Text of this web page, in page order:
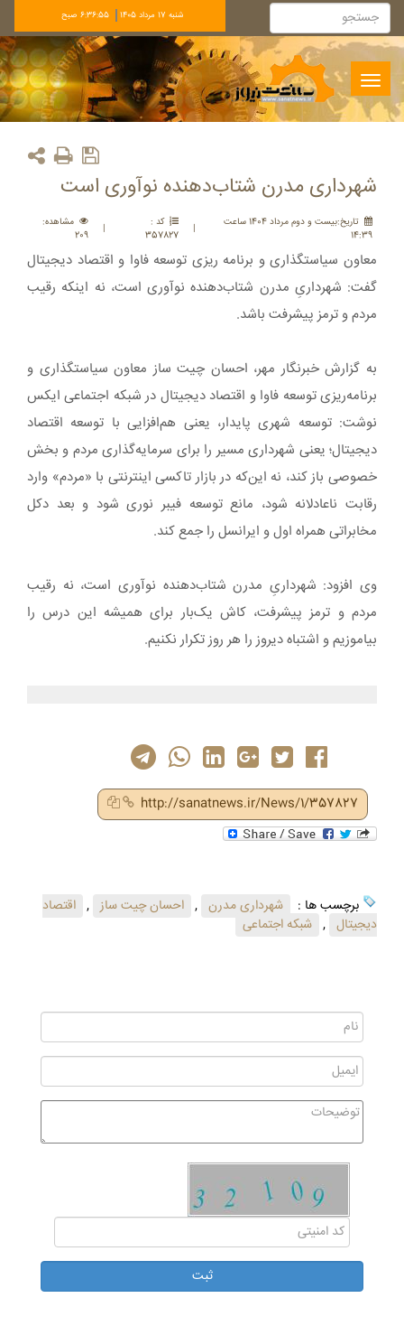
شنبه 17 مرداد 1405 6:36:55 صبح
Toggle
navigation
شهرداری مدرن شتاب‌دهنده نوآوری است
تاريخ:بيست و دوم مرداد 1404 ساعت
14:39
|
کد :
357827
|
مشاهده:
209
معاون سیاستگذاری و برنامه ریزی توسعه فاوا و اقتصاد دیجیتال
گفت: شهرداریِ مدرن شتاب‌دهنده نوآوری است، نه اینکه رقیب
مردم و ترمز پیشرفت باشد.
به گزارش خبرنگار مهر، احسان چیت ساز معاون سیاستگذاری و
برنامه‌ریزی توسعه فاوا و اقتصاد دیجیتال در شبکه اجتماعی ایکس
نوشت: توسعه شهری پایدار، یعنی هم‌افزایی با توسعه اقتصاد
دیجیتال؛ یعنی شهرداری مسیر را برای سرمایه‌گذاری مردم و بخش
خصوصی باز کند، نه این‌که در بازار تاکسی اینترنتی با «مردم» وارد
رقابت ناعادلانه شود، مانع توسعه فیبر نوری شود و بعد دکل
مخابراتی همراه اول و ایرانسل را جمع کند.
وی افزود: شهرداریِ مدرن شتاب‌دهنده نوآوری است، نه رقیب
مردم و ترمز پیشرفت، کاش یک‌بار برای همیشه این درس را
بیاموزیم و اشتباه دیروز را هر روز تکرار نکنیم.
http://sanatnews.ir/News/1/357827
برچسب ها : شهرداری مدرن , احسان چیت ساز , اقتصاد
دیجیتال , شبکه اجتماعی